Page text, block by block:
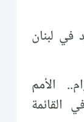
في لبنان
الأمم
القائمة